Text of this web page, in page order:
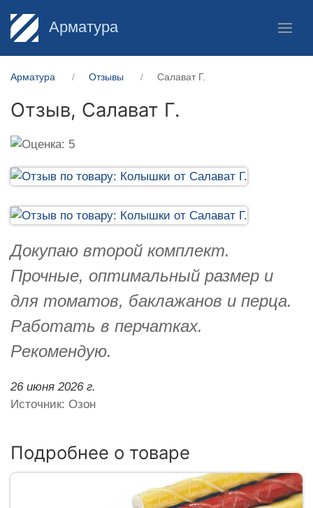
Арматура
Арматура Отзывы Салават Г.
Отзыв, Салават Г.
Докупаю второй комплект.
Прочные, оптимальный размер и
для томатов, баклажанов и перца.
Работать в перчатках.
Рекомендую.
26 июня 2026 г.
Источник: Озон
Подробнее о товаре